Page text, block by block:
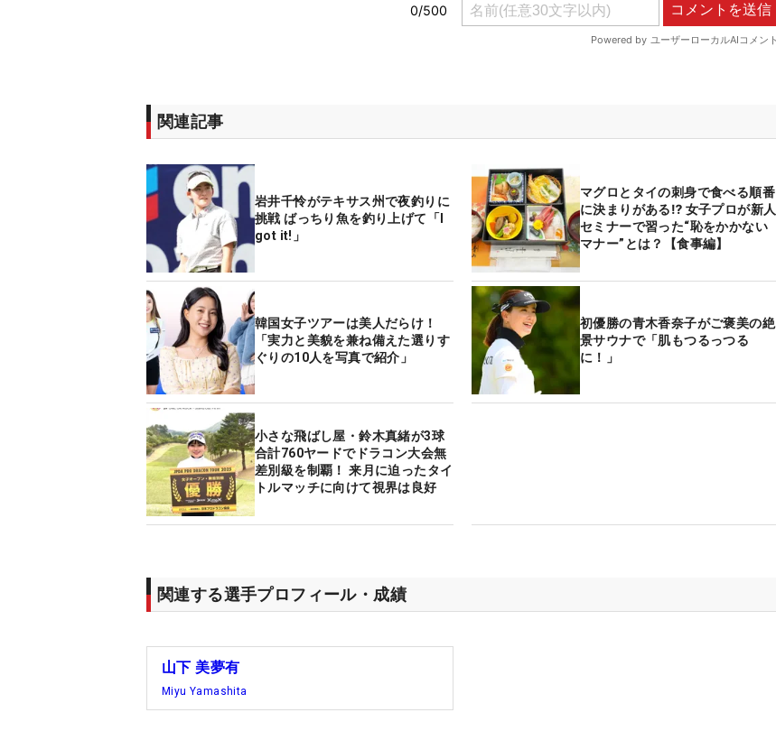
関連記事
岩井千怜がテキサス州で夜釣りに
挑戦 ばっちり魚を釣り上げて「I
got it!」
マグロとタイの刺身で食べる順番
に決まりがある⁉ 女子プロが新人
セミナーで習った“恥をかかない
マナー”とは？【食事編】
韓国女子ツアーは美人だらけ！
「実力と美貌を兼ね備えた選りす
ぐりの10人を写真で紹介」
初優勝の青木香奈子がご褒美の絶
景サウナで「肌もつるっつる
に！」
小さな飛ばし屋・鈴木真緒が3球
合計760ヤードでドラコン大会無
差別級を制覇！ 来月に迫ったタイ
トルマッチに向けて視界は良好
関連する選手プロフィール・成績
山下 美夢有
Miyu Yamashita